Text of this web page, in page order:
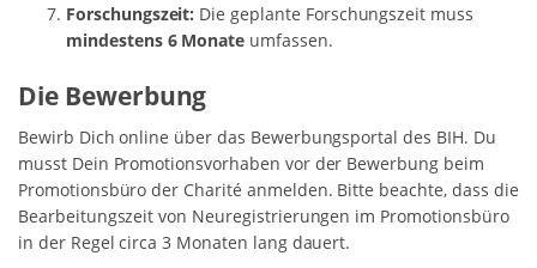
Forschungszeit: Die geplante Forschungszeit muss
mindestens 6 Monate umfassen.
Die Bewerbung
Bewirb Dich online über das Bewerbungsportal des BIH. Du
musst Dein Promotionsvorhaben vor der Bewerbung beim
Promotionsbüro der Charité anmelden. Bitte beachte, dass die
Bearbeitungszeit von Neuregistrierungen im Promotionsbüro
in der Regel circa 3 Monaten lang dauert.